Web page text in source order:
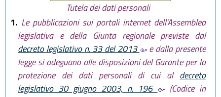
Tutela dei dati personali
1. Le pubblicazioni sui portali internet dell'Assemblea
legislativa e della Giunta regionale previste dal
decreto legislativo n. 33 del 2013
e dalla presente
legge si adeguano alle disposizioni del Garante per la
protezione dei dati personali di cui al decreto
legislativo 30 giugno 2003, n. 196
(Codice in